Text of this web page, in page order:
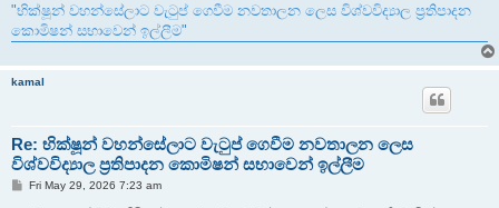
"භික්ෂූන් වහන්සේලාට වැටුප් ගෙවීම නවතාලන ලෙස විශ්වවිද්‍යාල ප්‍රතිපාදන
කොමිෂන් සභාවෙන් ඉල්ලීම"
kamal
Re: භික්ෂූන් වහන්සේලාට වැටුප් ගෙවීම නවතාලන ලෙස
විශ්වවිද්‍යාල ප්‍රතිපාදන කොමිෂන් සභාවෙන් ඉල්ලීම
PFri May 29, 2026 7:23 am